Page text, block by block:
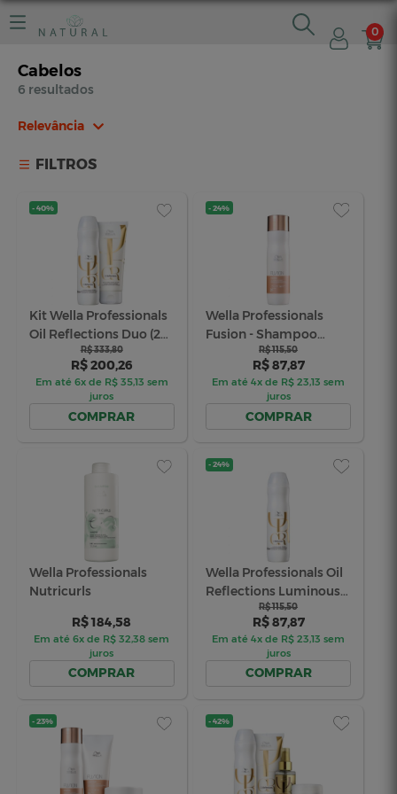
0
Cabelos
6 resultados
Relevância
Menor Preço
Ordem Alfabética
FILTROS
- 40%
Oil Reflections Duo (2
Produtos)
R$ 200,26
Em até 6x de R$ 35,13 sem
juros
Fusion -
- 24%